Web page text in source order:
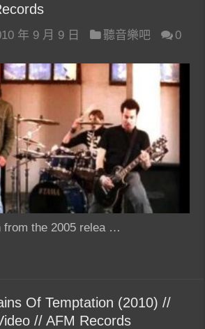
年 9 月 9 日 聽音樂吧
0
from the 2005 relea …
Of Temptation (2010) //
// AFM Records